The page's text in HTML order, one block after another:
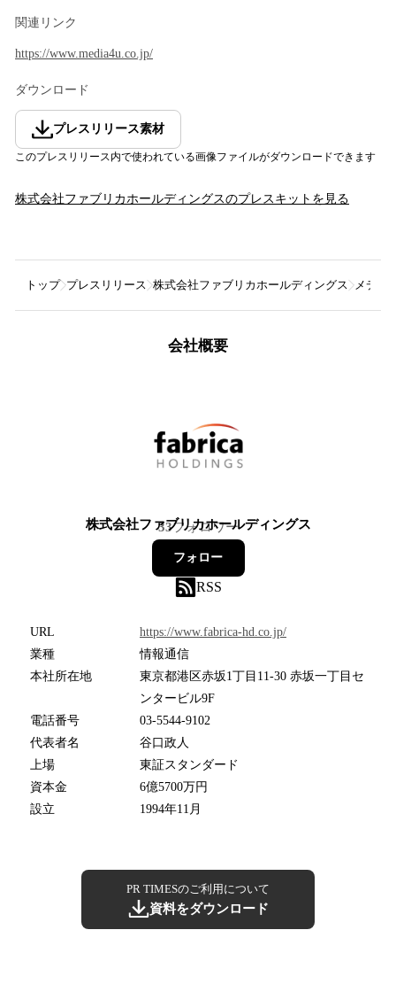
関連リンク
https://www.media4u.co.jp/
ダウンロード
プレスリリース素材
このプレスリリース内で使われている画像ファイルがダウンロードできます
株式会社ファブリカホールディングスのプレスキットを見る
トップ プレスリリース 株式会社ファブリカホールディングス メディ
会社概要
株式会社ファブリカホールディングス
33フォロワー
フォロー
RSS
URL
https://www.fabrica-hd.co.jp/
業種
情報通信
本社所在地
東京都港区赤坂1丁目11-30 赤坂一丁目セ
ンタービル9F
電話番号
03-5544-9102
代表者名
谷口政人
上場
東証スタンダード
資本金
6億5700万円
設立
1994年11月
PR TIMESのご利用について
資料をダウンロード